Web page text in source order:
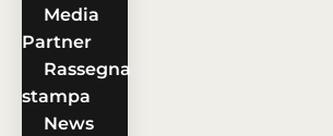
Media
Partner
Rassegna
stampa
News